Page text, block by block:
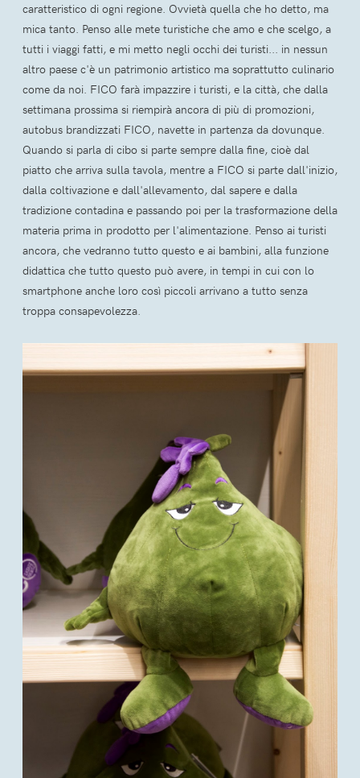
caratteristico di ogni regione. Ovvietà quella che ho detto, ma
mica tanto. Penso alle mete turistiche che amo e che scelgo, a
tutti i viaggi fatti, e mi metto negli occhi dei turisti... in nessun
altro paese c'è un patrimonio artistico ma soprattutto culinario
come da noi. FICO farà impazzire i turisti, e la città, che dalla
settimana prossima si riempirà ancora di più di promozioni,
autobus brandizzati FICO, navette in partenza da dovunque.
Quando si parla di cibo si parte sempre dalla fine, cioè dal
piatto che arriva sulla tavola, mentre a FICO si parte dall'inizio,
dalla coltivazione e dall'allevamento, dal sapere e dalla
tradizione contadina e passando poi per la trasformazione della
materia prima in prodotto per l'alimentazione. Penso ai turisti
ancora, che vedranno tutto questo e ai bambini, alla funzione
didattica che tutto questo può avere, in tempi in cui con lo
smartphone anche loro così piccoli arrivano a tutto senza
troppa consapevolezza.